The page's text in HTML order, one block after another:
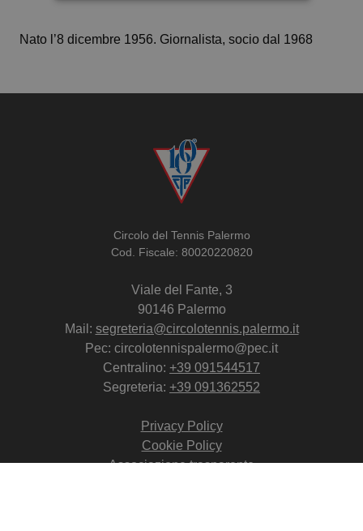
Nato l’8 dicembre 1956. Giornalista, socio dal 1968
Circolo del Tennis Palermo
Cod. Fiscale: 80020220820
Viale del Fante, 3
90146 Palermo
Mail: segreteria@circolotennis.palermo.it
Pec: circolotennispalermo@pec.it
Centralino: +39 091544517
Segreteria: +39 091362552
Privacy Policy
Cookie Policy
Associazione trasparente